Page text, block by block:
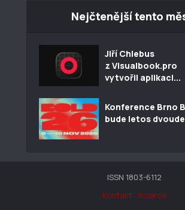
Nejčtenější tento
Jiří Chlebus
z Visualbook.pro
vytvořil aplikaci...
Konference Brno
bude letos
ISSN 1803-6112
Kontakt
Inzerce